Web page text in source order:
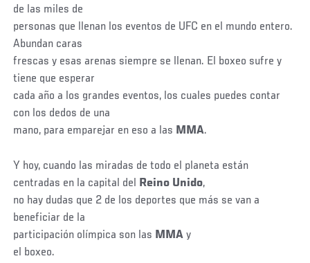
de las miles de
personas que llenan los eventos de UFC en el mundo entero.
Abundan caras
frescas y esas arenas siempre se llenan. El boxeo sufre y
tiene que esperar
cada año a los grandes eventos, los cuales puedes contar
con los dedos de una
mano, para emparejar en eso a las MMA.
Y hoy, cuando las miradas de todo el planeta están
centradas en la capital del Reino Unido,
no hay dudas que 2 de los deportes que más se van a
beneficiar de la
participación olímpica son las MMA y
el boxeo.